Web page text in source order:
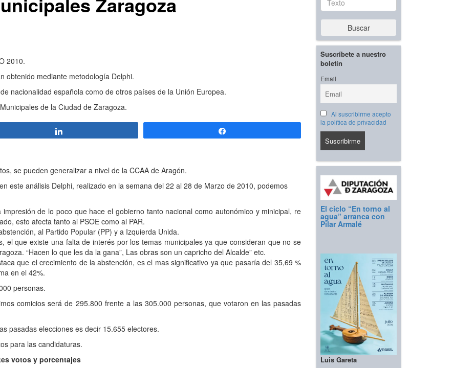
2010.
obtenido mediante metodología Delphi.
nacionalidad española como de otros países de la Unión Europea.
de la Ciudad de Zaragoza.
se pueden generalizar a nivel de la CCAA de Aragón.
este análisis Delphi, realizado en la semana del 22 al 28 de Marzo de 2010, podemos
de lo poco que hace el gobierno tanto nacional como autonómico y minicipal, re
esto afecta tanto al PSOE como al PAR.
al Partido Popular (PP) y a Izquierda Unida.
el que existe una falta de interés por los temas municipales ya que consideran que no se
“Hacen lo que les da la gana”, Las obras son un capricho del Alcalde” etc.
que el crecimiento de la abstención, es el mas significativo ya que pasaría del 35,69 %
en el 42%.
personas.
comicios será de 295.800 frente a las 305.000 personas, que votaron en las pasadas
pasadas elecciones es decir 15.655 electores.
para las candidaturas.
votos y porcentajes
Buscar
Suscríbete a nuestro
boletín
Email
Al suscribirme acepto
la política de privacidad
El ciclo “En torno al
agua” arranca con
Pilar Armalé
Luis Gareta